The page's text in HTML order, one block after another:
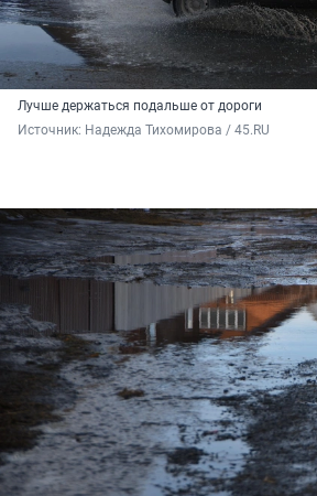
Лучше держаться подальше от дороги
Источник: Надежда Тихомирова / 45.RU